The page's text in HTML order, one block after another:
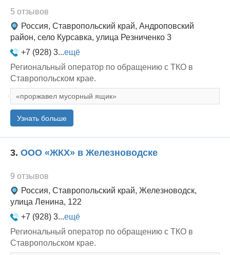
5 отзывов
Россия, Ставропольский край, Андроповский
район, село Курсавка, улица Резниченко 3
+7 (928) 3...ещё
Региональный оператор по обращению с ТКО в
Ставропольском крае.
проржавел мусорный ящик
Узнать больше
3. ООО «ЖКХ» в Железноводске
9 отзывов
Россия, Ставропольский край, Железноводск,
улица Ленина, 122
+7 (928) 3...ещё
Региональный оператор по обращению с ТКО в
Ставропольском крае.